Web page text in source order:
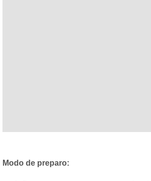
Modo de preparo: